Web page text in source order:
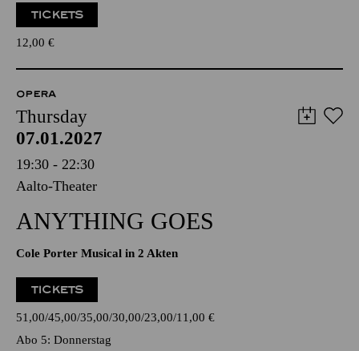
TICKETS
12,00 €
OPERA
Thursday
07.01.2027
19:30 - 22:30
Aalto-Theater
ANYTHING GOES
Cole Porter Musical in 2 Akten
TICKETS
51,00 45,00 35,00 30,00 23,00 11,00 €
Abo 5: Donnerstag